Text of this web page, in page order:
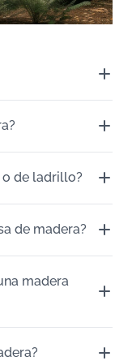
o de ladrillo?
de madera?
madera